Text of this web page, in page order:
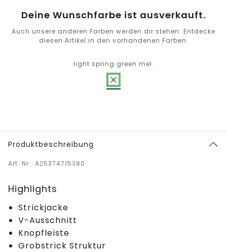
Deine Wunschfarbe ist ausverkauft.
Auch unsere anderen Farben werden dir stehen. Entdecke
diesen Artikel in den vorhandenen Farben.
light spring green mel.
Produktbeschreibung
Art. Nr.: A25374715380
Highlights
Strickjacke
V-Ausschnitt
Knopfleiste
Grobstrick Struktur